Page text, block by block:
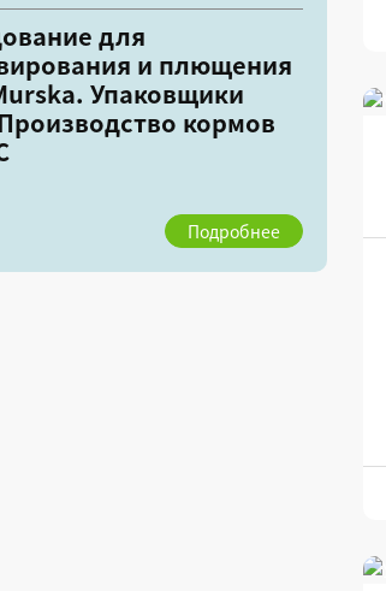
для
и плющения
Упаковщики
кормов
Подробнее